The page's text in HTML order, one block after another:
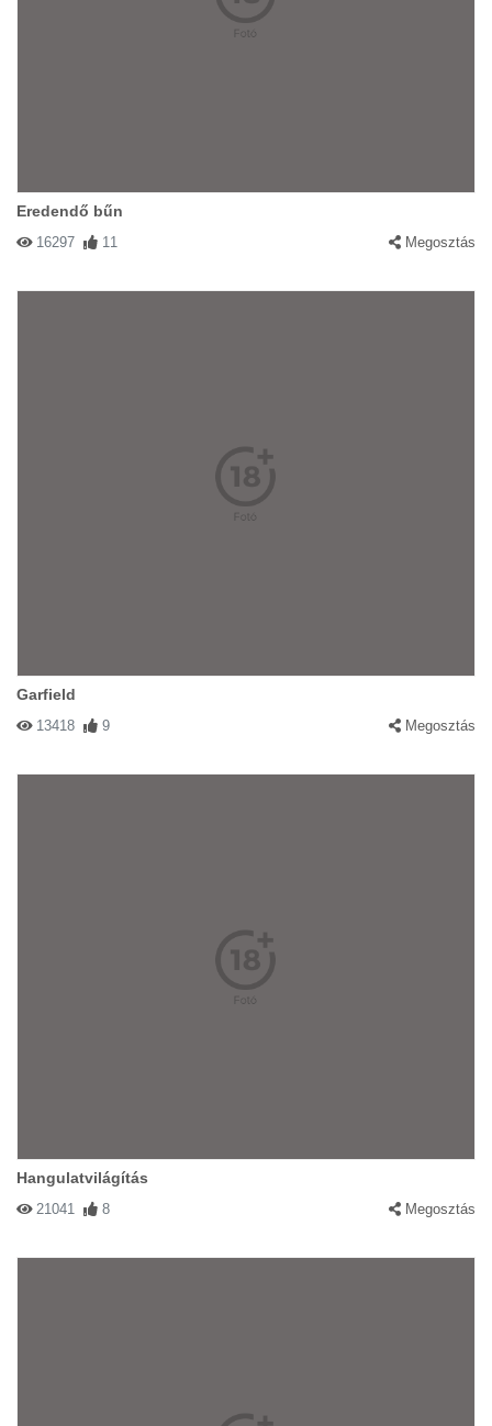
Eredendő bűn
16297 11 Megosztás
Garfield
13418 9 Megosztás
Hangulatvilágítás
21041 8 Megosztás